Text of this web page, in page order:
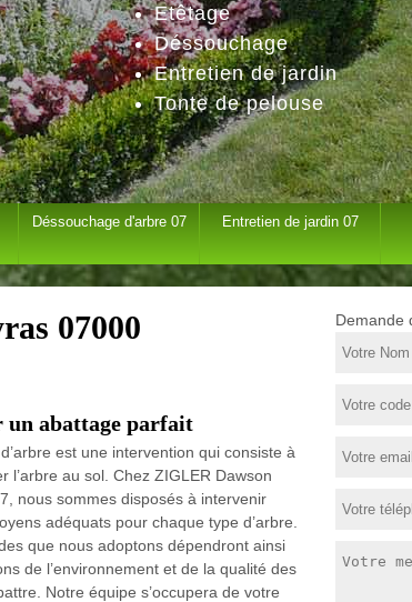
Etêtage
Déssouchage
Entretien de jardin
Tonte de pelouse
Déssouchage d'arbre 07 Entretien de jardin 07
07000
un abattage parfait
d’arbre est une intervention qui consiste à
l’arbre au sol. Chez ZIGLER Dawson
nous sommes disposés à intervenir
adéquats pour chaque type d’arbre.
que nous adoptons dépendront ainsi
de l’environnement et de la qualité des
Notre équipe s’occupera de votre
Demande